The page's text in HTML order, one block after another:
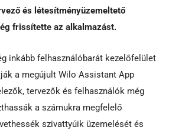
és létesítményüzemeltető
frissítette az alkalmazást.
inkább felhasználóbarát kezelőfelület
a megújult Wilo Assistant App
tervezők és felhasználók még
a számukra megfelelő
szivattyúik üzemelését és